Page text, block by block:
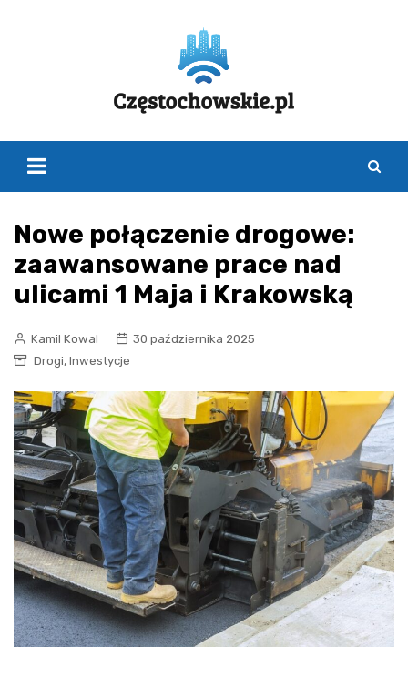
Nowe połączenie drogowe:
zaawansowane prace nad
ulicami 1 Maja i Krakowską
Kamil Kowal
30 października 2025
Drogi, Inwestycje